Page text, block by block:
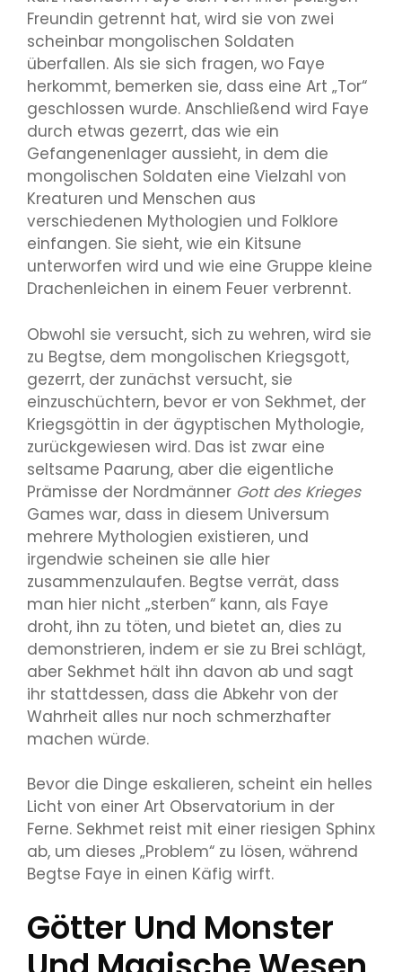
Freundin getrennt hat, wird sie von zwei
scheinbar mongolischen Soldaten
überfallen. Als sie sich fragen, wo Faye
herkommt, bemerken sie, dass eine Art „Tor“
geschlossen wurde. Anschließend wird Faye
durch etwas gezerrt, das wie ein
Gefangenenlager aussieht, in dem die
mongolischen Soldaten eine Vielzahl von
Kreaturen und Menschen aus
verschiedenen Mythologien und Folklore
einfangen. Sie sieht, wie ein Kitsune
unterworfen wird und wie eine Gruppe kleine
Drachenleichen in einem Feuer verbrennt.
Obwohl sie versucht, sich zu wehren, wird sie
zu Begtse, dem mongolischen Kriegsgott,
gezerrt, der zunächst versucht, sie
einzuschüchtern, bevor er von Sekhmet, der
Kriegsgöttin in der ägyptischen Mythologie,
zurückgewiesen wird. Das ist zwar eine
seltsame Paarung, aber die eigentliche
Prämisse der Nordmänner Gott des Krieges
Games war, dass in diesem Universum
mehrere Mythologien existieren, und
irgendwie scheinen sie alle hier
zusammenzulaufen. Begtse verrät, dass
man hier nicht „sterben“ kann, als Faye
droht, ihn zu töten, und bietet an, dies zu
demonstrieren, indem er sie zu Brei schlägt,
aber Sekhmet hält ihn davon ab und sagt
ihr stattdessen, dass die Abkehr von der
Wahrheit alles nur noch schmerzhafter
machen würde.
Bevor die Dinge eskalieren, scheint ein helles
Licht von einer Art Observatorium in der
Ferne. Sekhmet reist mit einer riesigen Sphinx
ab, um dieses „Problem“ zu lösen, während
Begtse Faye in einen Käfig wirft.
Götter Und Monster